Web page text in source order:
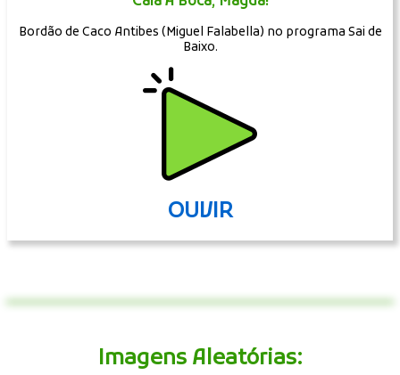
Bordão de Caco Antibes (Miguel Falabella) no programa Sai de
Baixo.
OUVIR
Imagens Aleatórias: